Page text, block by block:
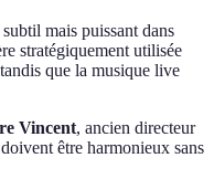
mais puissant dans
stratégiquement utilisée
que la musique live
Vincent, ancien directeur
être harmonieux sans